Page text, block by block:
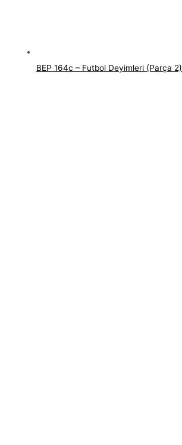
BEP 164c – Futbol Deyimleri (Parça 2)